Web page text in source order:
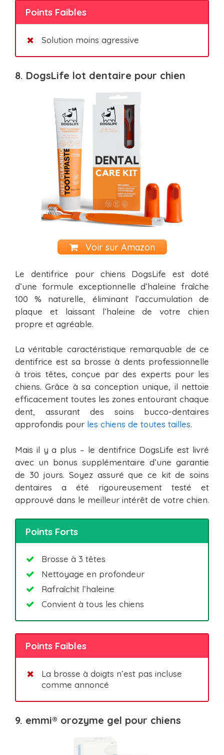
Points Faibles
Solution moins agressive
8. DogsLife lot dentaire pour chien
Voir sur Amazon
Le dentifrice pour chiens DogsLife est doté
d’une formule exceptionnelle d’haleine fraîche
100 % naturelle, éliminant l’accumulation de
plaque et laissant l’haleine de votre chien
propre et agréable.
La véritable caractéristique remarquable de ce
dentifrice est sa brosse à dents professionnelle
à trois têtes, conçue par des experts pour les
chiens. Grâce à sa conception unique, il nettoie
efficacement toutes les zones entourant chaque
dent, assurant des soins bucco-dentaires
approfondis pour les chiens de toutes tailles.
Mais il y a plus – le dentifrice DogsLife est livré
avec un bonus supplémentaire d’une garantie
de 30 jours. Soyez assuré que ce kit de soins
dentaires a été rigoureusement testé et
approuvé dans le meilleur intérêt de votre chien.
Points Forts
Brosse à 3 têtes
Nettoyage en profondeur
Rafraîchit l’haleine
Convient à tous les chiens
Points Faibles
La brosse à doigts n’est pas incluse
comme annoncé
9. emmi® orozyme gel pour chiens